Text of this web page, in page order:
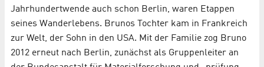
Jahrhundertwende auch schon Berlin, waren Etappen
seines Wanderlebens. Brunos Tochter kam in Frankreich
zur Welt, der Sohn in den USA. Mit der Familie zog Bruno
2012 erneut nach Berlin, zunächst als Gruppenleiter an